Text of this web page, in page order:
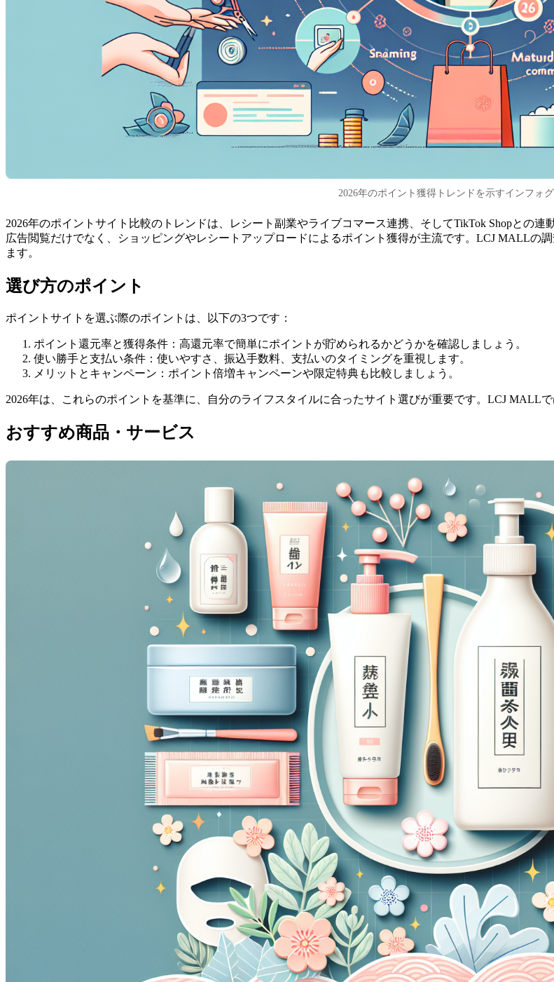
2026年のポイント獲得トレンドを示すインフォ
2026年のポイントサイト比較のトレンドは、レシート副業やライブコマース連携、そしてTikTok Shopとの
広告閲覧だけでなく、ショッピングやレシートアップロードによるポイント獲得が主流です。LCJ MALLの
ます。
選び方のポイント
ポイントサイトを選ぶ際のポイントは、以下の3つです：
ポイント還元率と獲得条件：高還元率で簡単にポイントが貯められるかどうかを確認しましょう。
使い勝手と支払い条件：使いやすさ、振込手数料、支払いのタイミングを重視します。
メリットとキャンペーン：ポイント倍増キャンペーンや限定特典も比較しましょう。
2026年は、これらのポイントを基準に、自分のライフスタイルに合ったサイト選びが重要です。LCJ MALL
おすすめ商品・サービス